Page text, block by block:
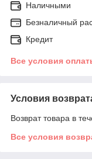
Наличными
Безналичный
Кредит
Все условия
Условия
Возврат товара в
Все условия